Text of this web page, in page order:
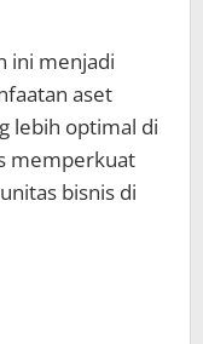
ini menjadi
aset
lebih optimal di
memperkuat
bisnis di